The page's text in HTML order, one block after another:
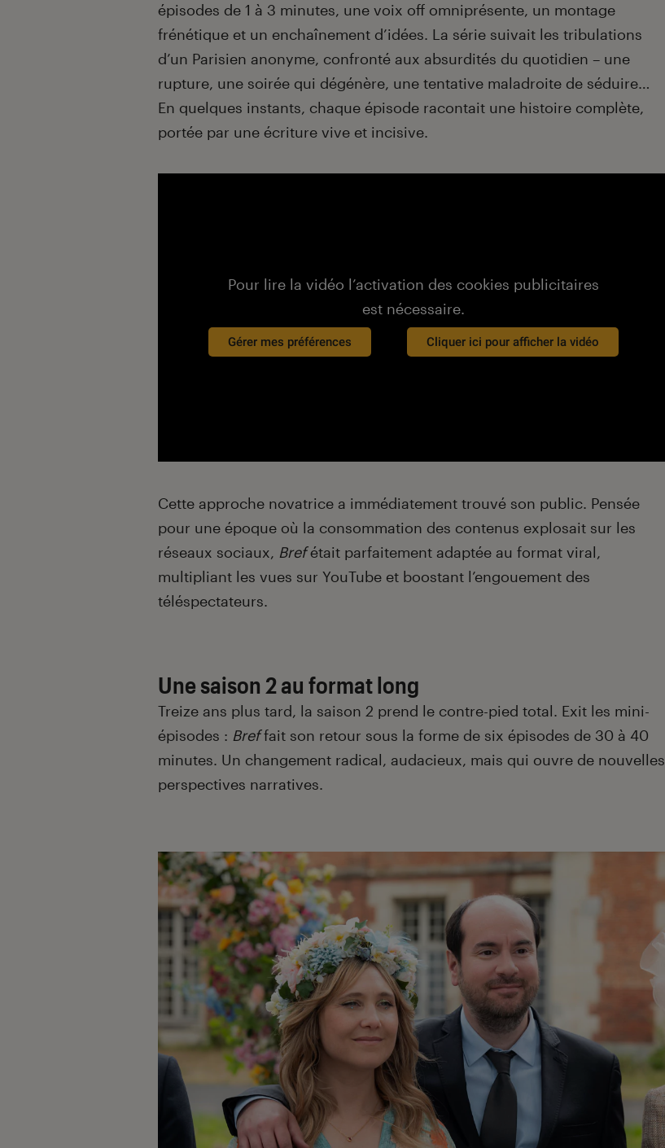
épisodes de 1 à 3 minutes, une voix off omniprésente, un montage
frénétique et un enchaînement d’idées. La série suivait les tribulations
d’un Parisien anonyme, confronté aux absurdités du quotidien – une
rupture, une soirée qui dégénère, une tentative maladroite de séduire…
En quelques instants, chaque épisode racontait une histoire complète,
portée par une écriture vive et incisive.
Pour lire la vidéo l’activation des cookies publicitaires
est nécessaire.
Gérer mes préférences Cliquer ici pour afficher la vidéo
Cette approche novatrice a immédiatement trouvé son public. Pensée
pour une époque où la consommation des contenus explosait sur les
réseaux sociaux, Brefétait parfaitement adaptée au format viral,
multipliant les vues sur YouTube et boostant l’engouement des
téléspectateurs.
Une saison 2 au format long
Treize ans plus tard, la saison 2 prend le contre-pied total. Exit les mini-
épisodes : Breffait son retour sous la forme de six épisodes de 30 à 40
minutes. Un changement radical, audacieux, mais qui ouvre de nouvelles
perspectives narratives.